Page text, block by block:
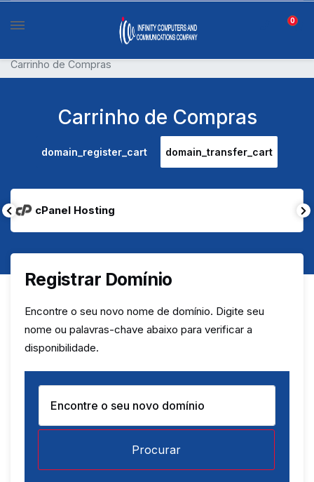
0
Carrinho de Compras
Carrinho de Compras
domain_register_cart domain_transfer_cart
cPanel Hosting
Registrar Domínio
Encontre o seu novo nome de domínio. Digite seu
nome ou palavras-chave abaixo para verificar a
disponibilidade.
Procurar